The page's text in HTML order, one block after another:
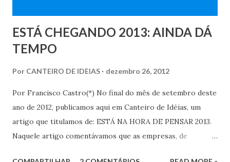
ESTÁ CHEGANDO 2013: AINDA DÁ
TEMPO
Por CANTEIRO DE IDEIAS dezembro 26, 2012
Por Francisco Castro(*) No final do mês de setembro deste
ano de 2012, publicamos aqui em Canteiro de Idéias, um
artigo que titulamos de: ESTÁ NA HORA DE PENSAR 2013.
Naquele artigo comentávamos que as empresas, de